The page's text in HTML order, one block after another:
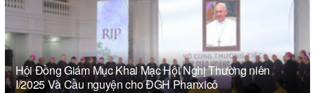
Hội Đồng Giám Mục Khai Mạc Hội Nghị Thường niên
I/2025 Và Cầu nguyện cho ĐGH Phanxicô